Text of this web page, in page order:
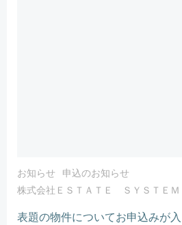
お知らせ
申込のお知らせ
株式会社ＥＳＴＡＴＥ ＳＹＳＴＥＭ
表題の物件についてお申込みが